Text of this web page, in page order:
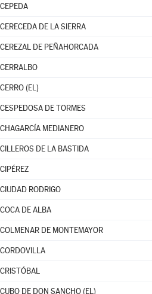
CEPEDA
CERECEDA DE LA SIERRA
CEREZAL DE PEÑAHORCADA
CERRALBO
CERRO (EL)
CESPEDOSA DE TORMES
CHAGARCÍA MEDIANERO
CILLEROS DE LA BASTIDA
CIPÉREZ
CIUDAD RODRIGO
COCA DE ALBA
COLMENAR DE MONTEMAYOR
CORDOVILLA
CRISTÓBAL
CUBO DE DON SANCHO (EL)